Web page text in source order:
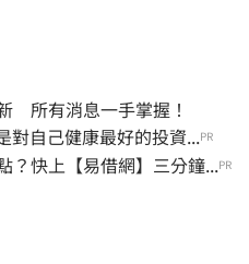
所有消息一手掌握！
對自己健康最好的投資...PR
？快上【易借網】三分鐘...PR